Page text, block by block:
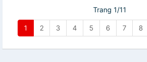
Trang 1/11
1 2 3 4 5 6 7 8